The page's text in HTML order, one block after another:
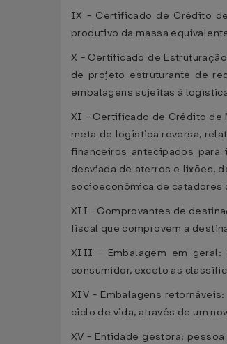
IX - Certificado de Crédito
produtivo da massa
X - Certificado de
de projeto estruturante de
embalagens sujeitas à
XI - Certificado de Crédito de
meta de logística reversa,
financeiros antecipados
desviada de aterros e lixões,
socioeconômica de
XII - Comprovantes de
fiscal que comprovem a
XIII - Embalagem em geral:
consumidor, exceto as
XIV - Embalagens
ciclo de vida, através de um
XV - Entidade gestora: